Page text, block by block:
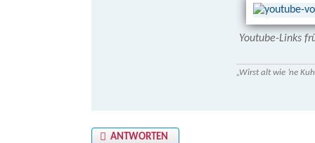
Youtube-Links
„Wirst alt wie ’ne
ANTWORTEN